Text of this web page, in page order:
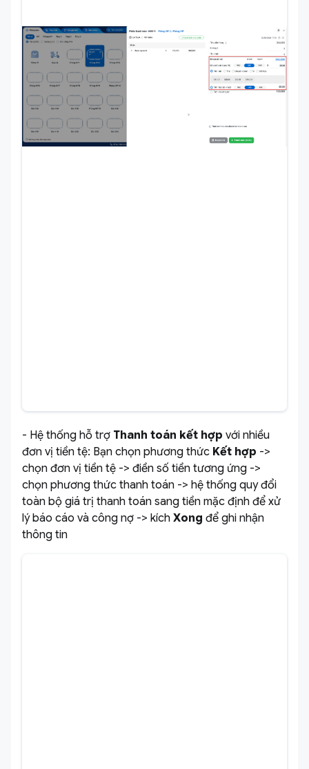
- Hệ thống hỗ trợ Thanh toán kết hợp với nhiều
đơn vị tiền tệ: Bạn chọn phương thức Kết hợp ->
chọn đơn vị tiền tệ -> điền số tiền tương ứng ->
chọn phương thức thanh toán -> hệ thống quy đổi
toàn bộ giá trị thanh toán sang tiền mặc định để xử
lý báo cáo và công nợ -> kích Xong để ghi nhận
thông tin